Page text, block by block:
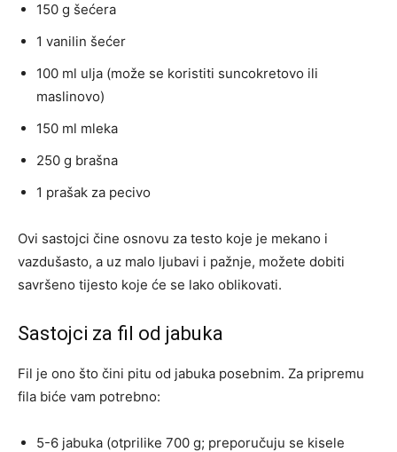
150 g šećera
1 vanilin šećer
100 ml ulja (može se koristiti suncokretovo ili
maslinovo)
150 ml mleka
250 g brašna
1 prašak za pecivo
Ovi sastojci čine osnovu za testo koje je mekano i
vazdušasto, a uz malo ljubavi i pažnje, možete dobiti
savršeno tijesto koje će se lako oblikovati.
Sastojci za fil od jabuka
Fil je ono što čini pitu od jabuka posebnim. Za pripremu
fila biće vam potrebno:
5-6 jabuka (otprilike 700 g; preporučuju se kisele